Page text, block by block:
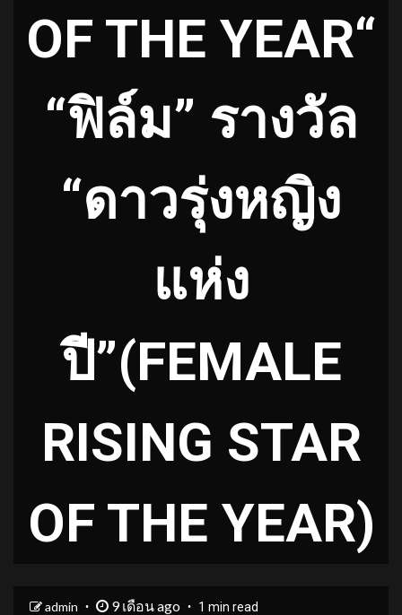
OF THE YEAR“
“ฟิล์ม” รางวัล
“ดาวรุ่งหญิง
แห่ง
ปี”(FEMALE
RISING STAR
OF THE YEAR)
admin 9 เดือน ago 1 min read